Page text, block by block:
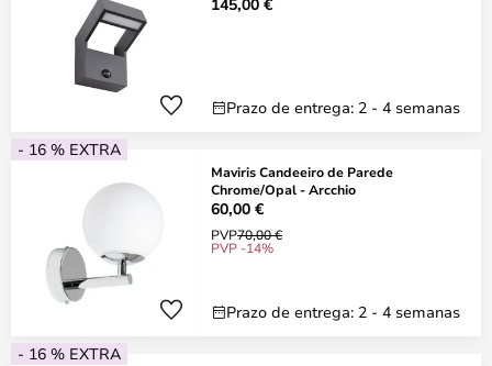
Prazo de entrega: 2 - 4 semanas
- 16 % EXTRA
Maviris Candeeiro de Parede
Chrome/Opal - Arcchio
60,00 €
PVP70,00 €
PVP -14%
Prazo de entrega: 2 - 4 semanas
- 16 % EXTRA